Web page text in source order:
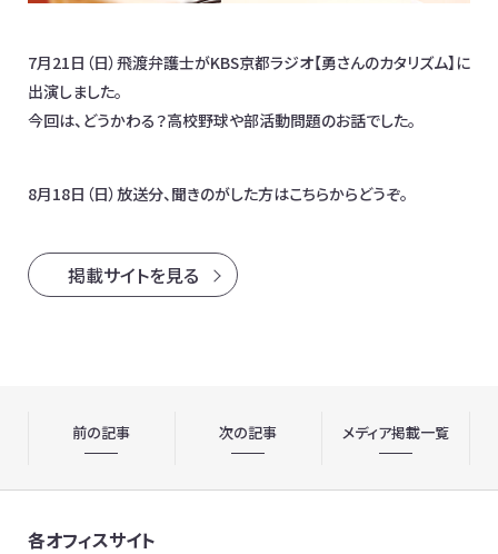
7月21日（日）飛渡弁護士がKBS京都ラジオ【勇さんのカタリズム】に
出演しました。
今回は、どうかわる？高校野球や部活動問題のお話でした。
8月18日（日）放送分、聞きのがした方はこちらからどうぞ。
掲載サイトを見る
前の記事 次の記事 メディア掲載一覧
各オフィスサイト